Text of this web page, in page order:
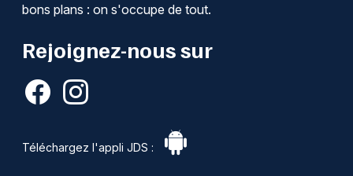
bons plans : on s'occupe de tout.
Rejoignez-nous sur
Téléchargez l'appli JDS :